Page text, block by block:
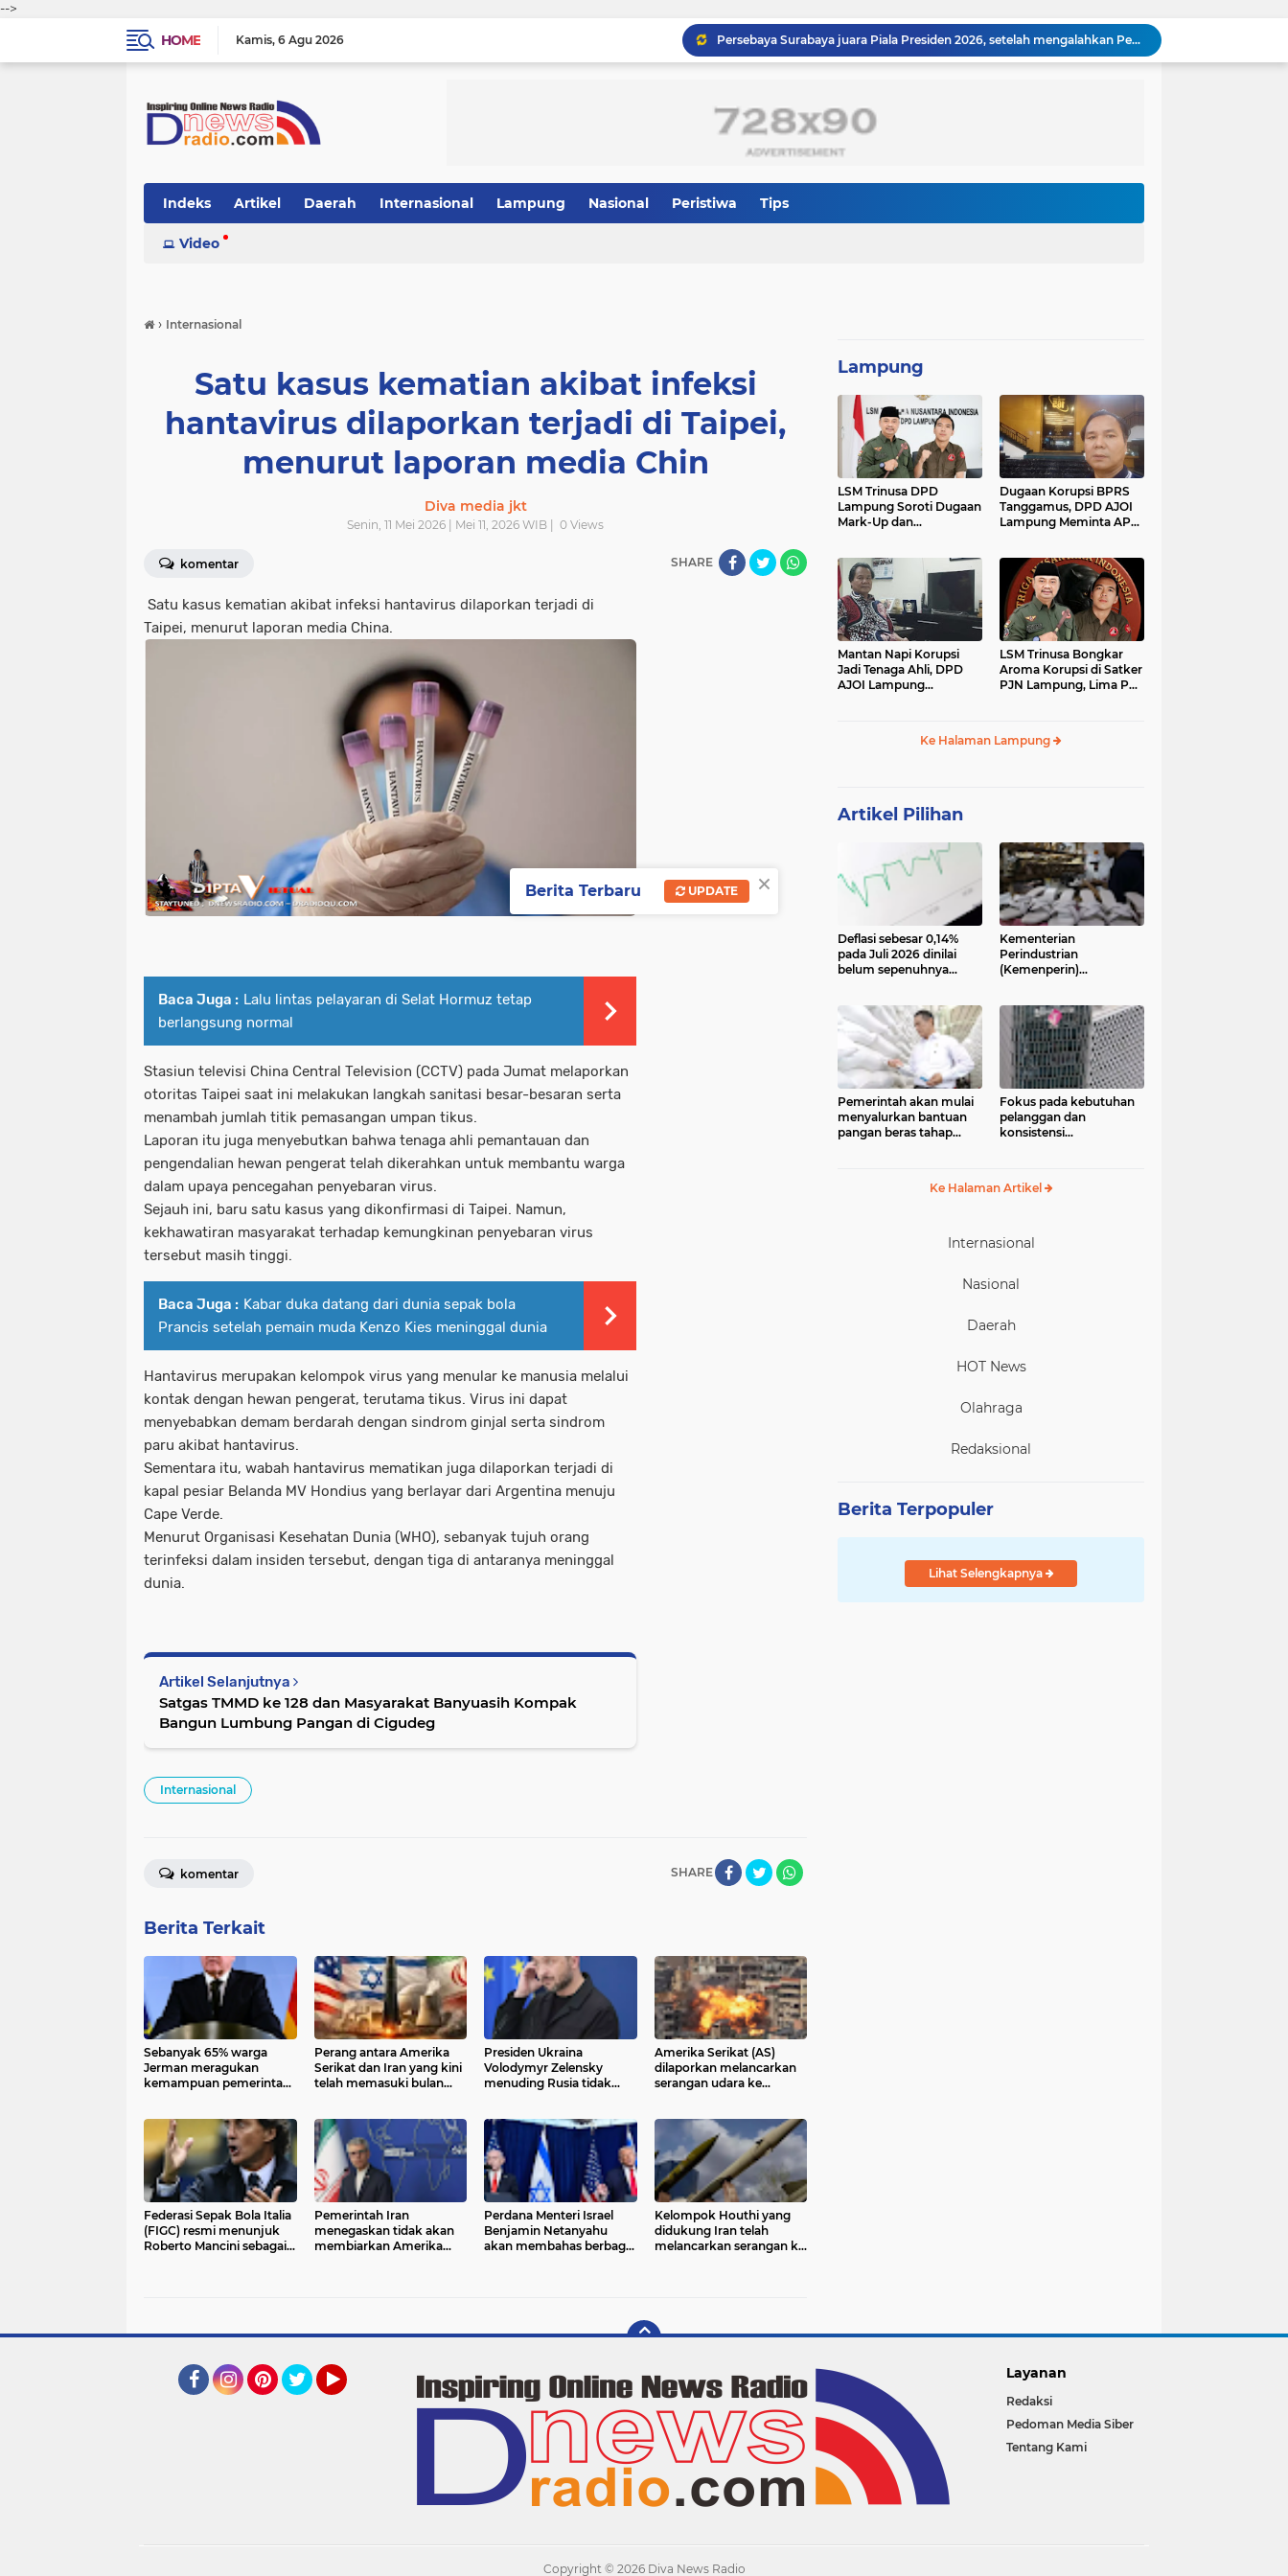
-->
HOME
Kamis 6 Agu 2026
Persebaya Surabaya juara Piala Presiden 2026, setelah mengalahkan Persib Bandung melalui drama adu penalti pada laga final. Green Force menang 6-5 setelah kedua tim bermain imbang 1-1 hingga 120 menit
Komandan Lanal Nias Dampingi Gubernur Sumut Bobby Nasution Tinjau Fasilitas Kesehatan dan Budidaya Rumput Laut di Nias Utara
Konflik Ruben Onsu dan Sarwendah kembali menjadi perhatian publik. Di tengah proses hukum yang masih berjalan, kuasa hukum Sarwendah
Indeks Artikel Daerah Internasional Lampung Nasional Peristiwa Tips
Video
› Internasional
Satu kasus kematian akibat infeksi
hantavirus dilaporkan terjadi di Taipei,
menurut laporan media Chin
Diva media jkt
Senin, 11 Mei 2026 | Mei 11, 2026 WIB | 0 Views
komentar SHARE
Satu kasus kematian akibat infeksi hantavirus dilaporkan terjadi di
Taipei, menurut laporan media China.
Baca Juga : Lalu lintas pelayaran di Selat Hormuz tetap
berlangsung normal
Stasiun televisi China Central Television (CCTV) pada Jumat melaporkan
otoritas Taipei saat ini melakukan langkah sanitasi besar-besaran serta
menambah jumlah titik pemasangan umpan tikus.
Laporan itu juga menyebutkan bahwa tenaga ahli pemantauan dan
pengendalian hewan pengerat telah dikerahkan untuk membantu warga
dalam upaya pencegahan penyebaran virus.
Sejauh ini, baru satu kasus yang dikonfirmasi di Taipei. Namun,
kekhawatiran masyarakat terhadap kemungkinan penyebaran virus
tersebut masih tinggi.
Baca Juga : Kabar duka datang dari dunia sepak bola
Prancis setelah pemain muda Kenzo Kies meninggal dunia
Hantavirus merupakan kelompok virus yang menular ke manusia melalui
kontak dengan hewan pengerat, terutama tikus. Virus ini dapat
menyebabkan demam berdarah dengan sindrom ginjal serta sindrom
paru akibat hantavirus.
Sementara itu, wabah hantavirus mematikan juga dilaporkan terjadi di
kapal pesiar Belanda MV Hondius yang berlayar dari Argentina menuju
Cape Verde.
Menurut Organisasi Kesehatan Dunia (WHO), sebanyak tujuh orang
terinfeksi dalam insiden tersebut, dengan tiga di antaranya meninggal
dunia.
Artikel Selanjutnya
Satgas TMMD ke 128 dan Masyarakat Banyuasih Kompak
Bangun Lumbung Pangan di Cigudeg
Internasional
SHARE
komentar
Berita Terkait
Sebanyak 65% warga
Jerman meragukan
kemampuan pemerintah
reformasi yang telah
dijanjikan untuk 2026.
Perang antara Amerika
Serikat dan Iran yang kini
telah memasuki bulan
menuju kekalahan
strategis.
Presiden Ukraina
Volodymyr Zelensky
menuding Rusia tidak
Zelensky menilai
Amerika Serikat (AS)
dilaporkan melancarkan
serangan udara ke
Azerbaijan Barat, Iran
Federasi Sepak Bola Italia
(FIGC) resmi menunjuk
Roberto Mancini sebagai
Pemerintah Iran
menegaskan tidak akan
membiarkan Amerika
Perdana Menteri Israel
Benjamin Netanyahu
akan membahas berbagai
Kelompok Houthi yang
didukung Iran telah
melancarkan serangan ke
Lampung
LSM Trinusa DPD
Lampung Soroti Dugaan
Mark-Up dan
PKPCK
Dugaan Korupsi BPRS
Tanggamus, DPD AJOI
Lampung Meminta APH
Mantan Napi Korupsi
Jadi Tenaga Ahli, DPD
AJOI Lampung
LSM Trinusa Bongkar
Aroma Korupsi di Satker
PJN Lampung, Lima Pos
Ke Halaman Lampung
Artikel Pilihan
Deflasi sebesar 0,14%
pada Juli 2026 dinilai
belum sepenuhnya
Pengamat ekonomi
Center of Reform on
Economics (Core)
Indonesia
Kementerian
Perindustrian
(Kemenperin)
(IKM), khususnya sektor
pakaian jadi, alas kaki,
dan alat olahraga,
memiliki peran strategis
dalam memperkuat
perekonomian nasional
Pemerintah akan mulai
menyalurkan bantuan
pangan beras tahap
pangan pemerintah
33.244.408 penerima
Fokus pada kebutuhan
pelanggan dan
konsistensi
Ke Halaman Artikel
Internasional
Nasional
Daerah
HOT News
Olahraga
Redaksional
Berita Terpopuler
Lihat Selengkapnya
Layanan
Redaksi
Pedoman Media Siber
Tentang Kami
Copyright © 2026 Diva News Radio
×
Berita Terbaru UPDATE